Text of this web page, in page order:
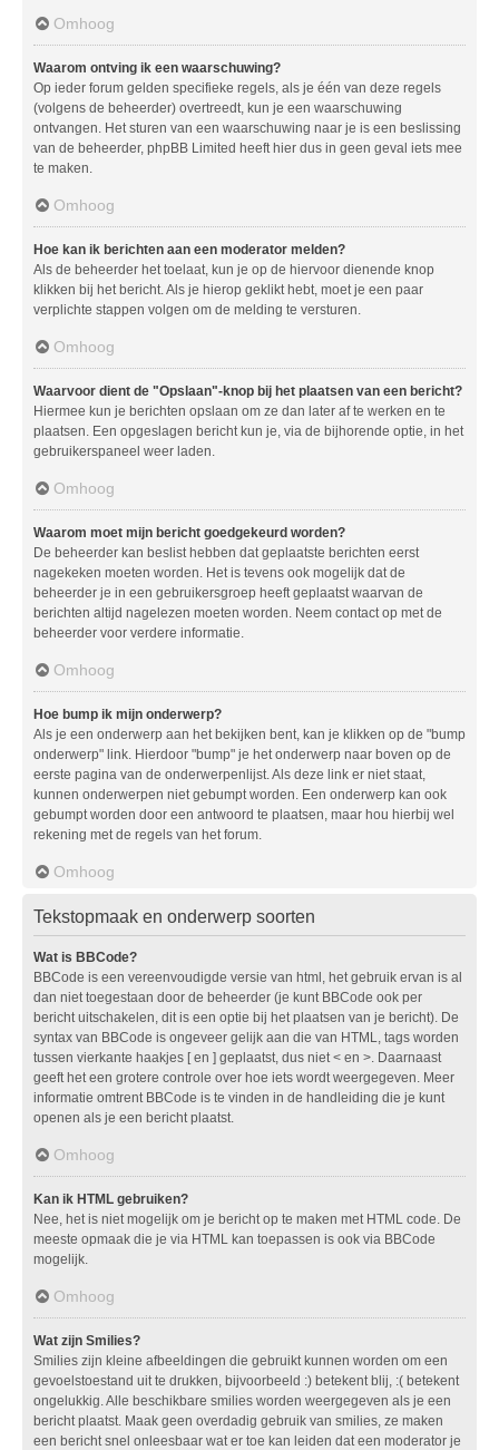
Omhoog
Waarom ontving ik een waarschuwing?
Op ieder forum gelden specifieke regels, als je één van deze regels
(volgens de beheerder) overtreedt, kun je een waarschuwing
ontvangen. Het sturen van een waarschuwing naar je is een beslissing
van de beheerder, phpBB Limited heeft hier dus in geen geval iets mee
te maken.
Omhoog
Hoe kan ik berichten aan een moderator melden?
Als de beheerder het toelaat, kun je op de hiervoor dienende knop
klikken bij het bericht. Als je hierop geklikt hebt, moet je een paar
verplichte stappen volgen om de melding te versturen.
Omhoog
Waarvoor dient de "Opslaan"-knop bij het plaatsen van een bericht?
Hiermee kun je berichten opslaan om ze dan later af te werken en te
plaatsen. Een opgeslagen bericht kun je, via de bijhorende optie, in het
gebruikerspaneel weer laden.
Omhoog
Waarom moet mijn bericht goedgekeurd worden?
De beheerder kan beslist hebben dat geplaatste berichten eerst
nagekeken moeten worden. Het is tevens ook mogelijk dat de
beheerder je in een gebruikersgroep heeft geplaatst waarvan de
berichten altijd nagelezen moeten worden. Neem contact op met de
beheerder voor verdere informatie.
Omhoog
Hoe bump ik mijn onderwerp?
Als je een onderwerp aan het bekijken bent, kan je klikken op de "bump
onderwerp" link. Hierdoor "bump" je het onderwerp naar boven op de
eerste pagina van de onderwerpenlijst. Als deze link er niet staat,
kunnen onderwerpen niet gebumpt worden. Een onderwerp kan ook
gebumpt worden door een antwoord te plaatsen, maar hou hierbij wel
rekening met de regels van het forum.
Omhoog
Tekstopmaak en onderwerp soorten
Wat is BBCode?
BBCode is een vereenvoudigde versie van html, het gebruik ervan is al
dan niet toegestaan door de beheerder (je kunt BBCode ook per
bericht uitschakelen, dit is een optie bij het plaatsen van je bericht). De
syntax van BBCode is ongeveer gelijk aan die van HTML, tags worden
tussen vierkante haakjes [ en ] geplaatst, dus niet < en >. Daarnaast
geeft het een grotere controle over hoe iets wordt weergegeven. Meer
informatie omtrent BBCode is te vinden in de handleiding die je kunt
openen als je een bericht plaatst.
Omhoog
Kan ik HTML gebruiken?
Nee, het is niet mogelijk om je bericht op te maken met HTML code. De
meeste opmaak die je via HTML kan toepassen is ook via BBCode
mogelijk.
Omhoog
Wat zijn Smilies?
Smilies zijn kleine afbeeldingen die gebruikt kunnen worden om een
gevoelstoestand uit te drukken, bijvoorbeeld :) betekent blij, :( betekent
ongelukkig. Alle beschikbare smilies worden weergegeven als je een
bericht plaatst. Maak geen overdadig gebruik van smilies, ze maken
een bericht snel onleesbaar wat er toe kan leiden dat een moderator je